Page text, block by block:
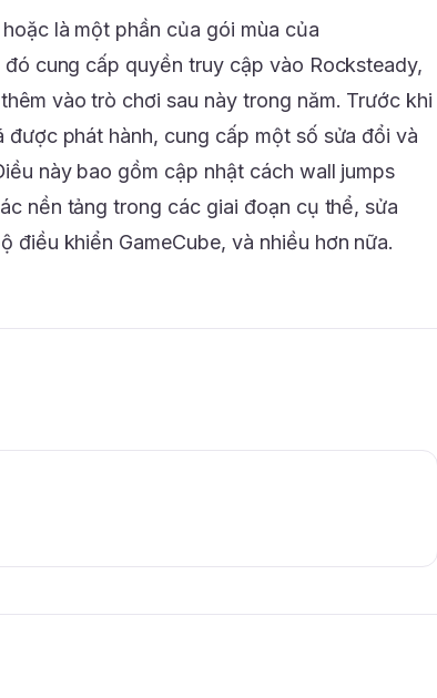
là một phần của gói mùa của
cung cấp quyền truy cập vào Rocksteady,
vào trò chơi sau này trong năm. Trước khi
được phát hành, cung cấp một số sửa đổi và
này bao gồm cập nhật cách wall jumps
nền tảng trong các giai đoạn cụ thể, sửa
điều khiển GameCube, và nhiều hơn nữa.